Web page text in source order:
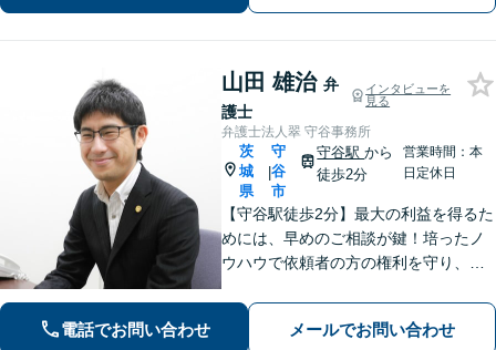
山田 雄治 弁
護士
インタビューを
見る
弁護士法人翠 守谷事務所
茨
城
県
|
守
谷
市
守谷駅から
徒歩2分
営業時間：本
日定休日
【守谷駅徒歩2分】最大の利益を得るた
めには、早めのご相談が鍵！培ったノ
ウハウで依頼者の方の権利を守り、最
す。借金、遺言相続、離婚、企業法務
その他どんな相談でも受け付けます。
電話でお問い合わせ メールでお問い合わせ